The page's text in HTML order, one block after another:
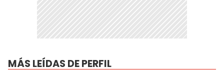
MÁS LEÍDAS DE PERFIL